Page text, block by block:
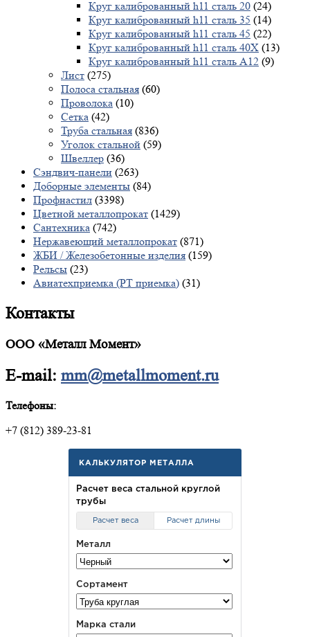
Круг калиброванный h11 сталь 20 (24)
Круг калиброванный h11 сталь 35 (14)
Круг калиброванный h11 сталь 45 (22)
Круг калиброванный h11 сталь 40X (13)
Круг калиброванный h11 сталь А12 (9)
Лист (275)
Полоса стальная (60)
Проволока (10)
Сетка (42)
Труба стальная (836)
Уголок стальной (59)
Швеллер (36)
Сэндвич-панели (263)
Доборные элементы (84)
Профнастил (3398)
Цветной металлопрокат (1429)
Сантехника (742)
Нержавеющий металлопрокат (871)
ЖБИ / Железобетонные изделия (159)
Рельсы (23)
Авиатехприемка (РТ приемка) (31)
Контакты
ООО «Металл Момент»
E-mail: mm@metallmoment.ru
Телефоны:
+7 (812) 389-23-81